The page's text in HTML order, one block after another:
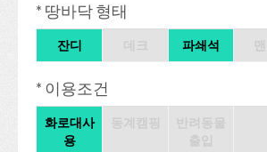
* 땅바닥 형태
잔디 파쇄석
* 이용조건
화로대사
용